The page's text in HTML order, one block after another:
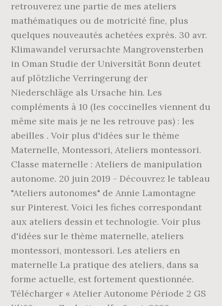
retrouverez une partie de mes ateliers
mathématiques ou de motricité fine, plus
quelques nouveautés achetées exprès. 30 avr.
Klimawandel verursachte Mangrovensterben
in Oman Studie der Universität Bonn deutet
auf plötzliche Verringerung der
Niederschläge als Ursache hin. Les
compléments à 10 (les coccinelles viennent du
même site mais je ne les retrouve pas) : les
abeilles . Voir plus d'idées sur le thème
Maternelle, Montessori, Ateliers montessori.
Classe maternelle : Ateliers de manipulation
autonome. 20 juin 2019 - Découvrez le tableau
"Ateliers autonomes" de Annie Lamontagne
sur Pinterest. Voici les fiches correspondant
aux ateliers dessin et technologie. Voir plus
d'idées sur le thème maternelle, ateliers
montessori, montessori. Les ateliers en
maternelle La pratique des ateliers, dans sa
forme actuelle, est fortement questionnée.
Télécharger « Atelier Autonome Période 2 GS